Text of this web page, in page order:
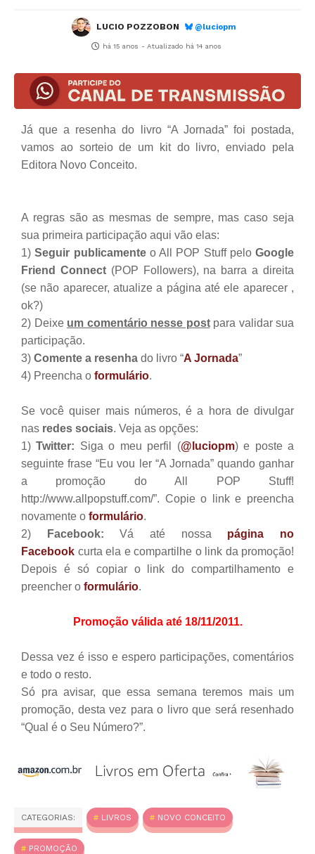
LUCIO POZZOBON @luciopm
há 15 anos - Atualizado há 14 anos
Já que a resenha do livro “A Jornada” foi postada,
vamos ao sorteio de um kit do livro, enviado pela
Editora Novo Conceito.
A regras são as mesmas de sempre, mas caso seja
sua primeira participação aqui vão elas:
1)Seguir publicamenteo All POP Stuff pelo Google
Friend Connect(POP Followers), na barra a direita
(se não aparecer, atualize a página até ele aparecer ,
ok?)
2) Deixe um comentário nesse postpara validar sua
participação.
3) Comente a resenha do livro “A Jornada”
4) Preencha o formulário.
Se você quiser mais números, é a hora de divulgar
nas redes sociais. Veja as opções:
1)Twitter: Siga o meu perfil (@luciopm) e poste a
seguinte frase “Eu vou ler “A Jornada” quando ganhar
a promoção do All POP Stuff!
http://www.allpopstuff.com/”. Copie o link e preencha
novamente o formulário.
2)
Facebook: Vá até nossa página no
Facebook curta ela e compartilhe o link da promoção!
Depois é só copiar o link do compartilhamento e
preencher o formulário.
Promoção válida até 18/11/2011.
Dessa vez é isso e espero participações, comentários
e todo o resto.
Só pra avisar, que essa semana teremos mais um
promoção, desta vez para o livro que será resenhado
“Qual é o Seu Número?”.
CATEGORIAS: LIVROS NOVO CONCEITO
PROMOÇÃO